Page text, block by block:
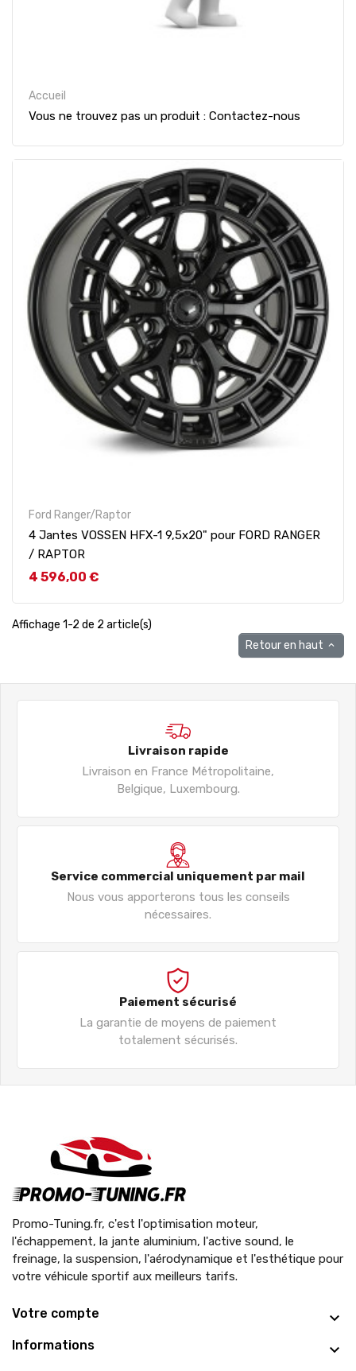
Accueil
Vous ne trouvez pas un produit : Contactez-nous
Ford Ranger/Raptor
4 Jantes VOSSEN HFX-1 9,5x20" pour FORD RANGER
/ RAPTOR
Prix
4 596,00 €
Affichage 1-2 de 2 article(s)
Retour en haut 
Livraison rapide
Livraison en France Métropolitaine,
Belgique, Luxembourg.
Service commercial uniquement par mail
Nous vous apporterons tous les conseils
nécessaires.
Paiement sécurisé
La garantie de moyens de paiement
totalement sécurisés.
Promo-Tuning.fr, c'est l'optimisation moteur,
l'échappement, la jante aluminium, l'active sound, le
freinage, la suspension, l'aérodynamique et l'esthétique pour
votre véhicule sportif aux meilleurs tarifs.
Votre compte
Informations